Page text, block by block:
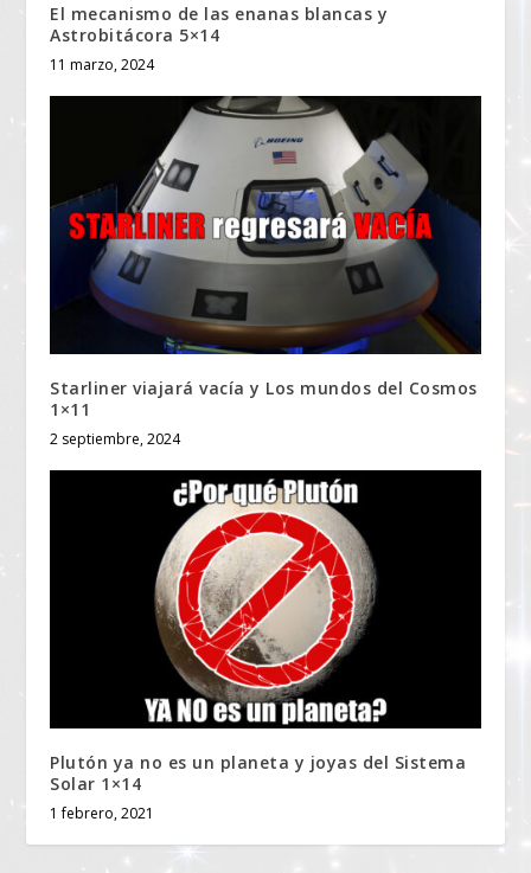
El mecanismo de las enanas blancas y
Astrobitácora 5×14
11 marzo, 2024
Starliner viajará vacía y Los mundos del Cosmos
1×11
2 septiembre, 2024
Plutón ya no es un planeta y joyas del Sistema
Solar 1×14
1 febrero, 2021